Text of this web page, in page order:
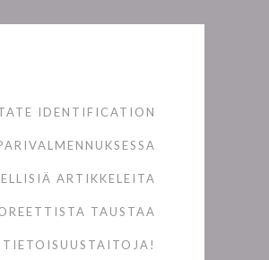
IDENTIFICATION
ARTIKKELEITA
TAUSTAA